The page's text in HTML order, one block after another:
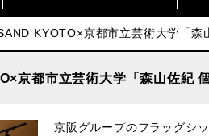
KYOTO×京都市立芸術大学「森
京都市立芸術大学「森山佐紀 個
京阪グループのフラッグシ